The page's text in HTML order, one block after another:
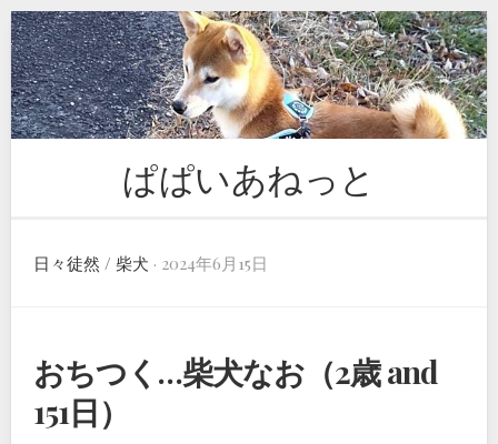
Skip
to
content
ぱぱいあねっと
日々徒然 / 柴犬 · 2024年6月15日
おちつく…柴犬なお（2歳 and
151日）